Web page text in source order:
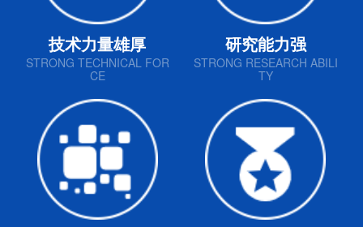
技术力量雄厚
STRONG TECHNICAL FOR
CE
研究能力强
STRONG RESEARCH ABILI
TY